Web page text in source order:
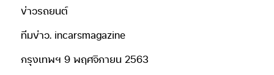
ข่าวรถยนต์
ทีมข่าว. incarsmagazine
กรุงเทพฯ 9 พฤศจิกายน 2563